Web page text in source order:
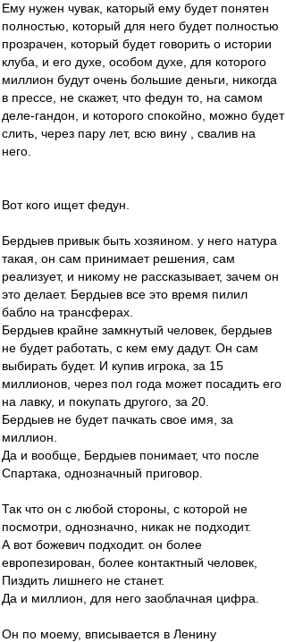
Ему нужен чувак, каторый ему будет понятен
полностью, который для него будет полностью
прозрачен, который будет говорить о истории
клуба, и его духе, особом духе, для которого
миллион будут очень большие деньги, никогда
в прессе, не скажет, что федун то, на самом
деле-гандон, и которого спокойно, можно будет
слить, через пару лет, всю вину , свалив на
него.
Вот кого ищет федун.
Бердыев привык быть хозяином. у него натура
такая, он сам принимает решения, сам
реализует, и никому не рассказывает, зачем он
это делает. Бердыев все это время пилил
бабло на трансферах.
Бердыев крайне замкнутый человек, бердыев
не будет работать, с кем ему дадут. Он сам
выбирать будет. И купив игрока, за 15
миллионов, через пол года может посадить его
на лавку, и покупать другого, за 20.
Бердыев не будет пачкать свое имя, за
миллион.
Да и вообще, Бердыев понимает, что после
Спартака, однозначный приговор.
Так что он с любой стороны, с которой не
посмотри, однозначно, никак не подходит.
А вот божевич подходит. он более
европезирован, более контактный человек,
Пиздить лишнего не станет.
Да и миллион, для него заоблачная цифра.
Он по моему, вписывается в Ленину